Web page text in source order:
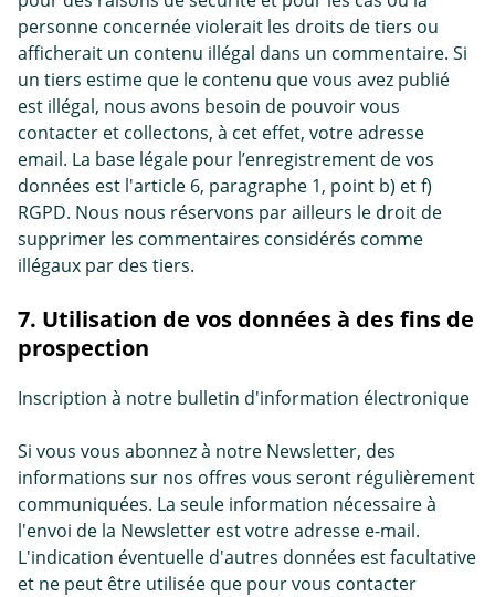
personne concernée violerait les droits de tiers ou
afficherait un contenu illégal dans un commentaire. Si
un tiers estime que le contenu que vous avez publié
est illégal, nous avons besoin de pouvoir vous
contacter et collectons, à cet effet, votre adresse
email. La base légale pour l’enregistrement de vos
données est l'article 6, paragraphe 1, point b) et f)
RGPD. Nous nous réservons par ailleurs le droit de
supprimer les commentaires considérés comme
illégaux par des tiers.
7. Utilisation de vos données à des fins de
prospection
Inscription à notre bulletin d'information électronique
Si vous vous abonnez à notre Newsletter, des
informations sur nos offres vous seront régulièrement
communiquées. La seule information nécessaire à
l'envoi de la Newsletter est votre adresse e-mail.
L'indication éventuelle d'autres données est facultative
et ne peut être utilisée que pour vous contacter